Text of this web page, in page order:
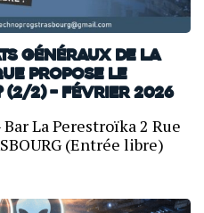
généraux de la
propose le
2) – Février 2026
La Perestroïka 2 Rue
(Entrée libre)